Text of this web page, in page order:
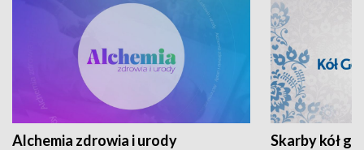
Alchemia zdrowia i urody Skarby kół